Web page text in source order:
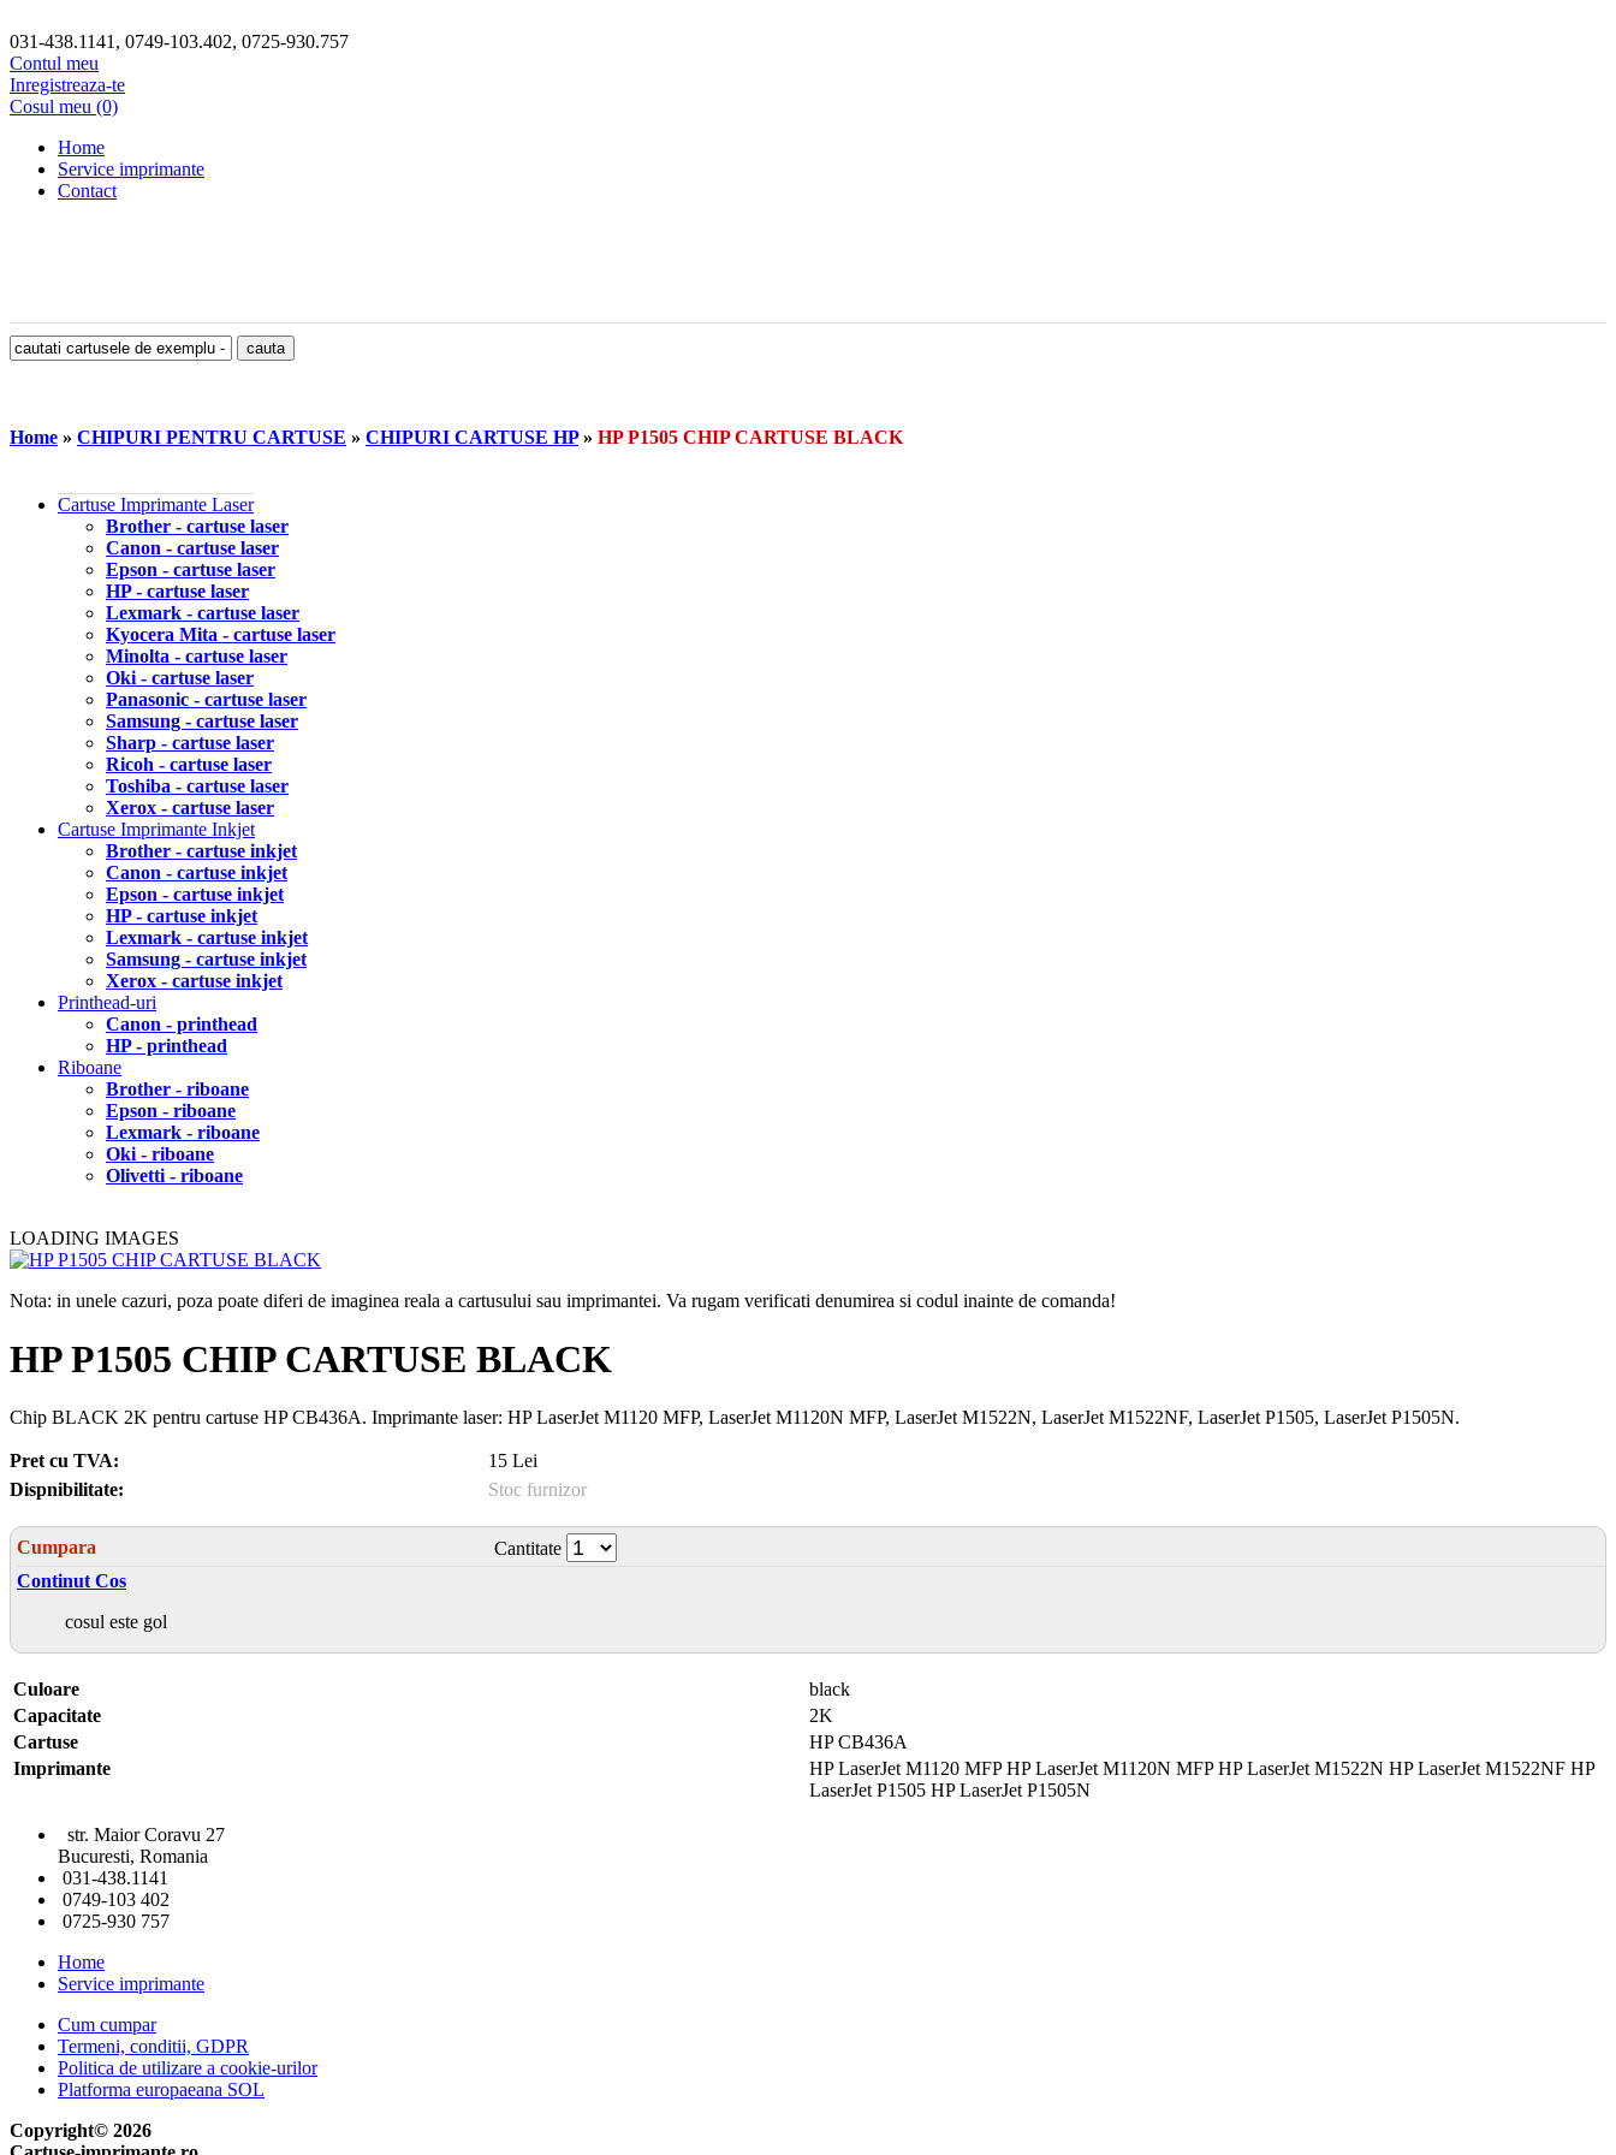
031-438.1141, 0749-103.402, 0725-930.757
Contul meu
Inregistreaza-te
Cosul meu (0)
Home
Service imprimante
Contact
Home » CHIPURI PENTRU CARTUSE » CHIPURI CARTUSE HP» HP P1505 CHIP CARTUSE BLACK
Cartuse Imprimante Laser
Brother - cartuse laser
Canon - cartuse laser
Epson - cartuse laser
HP - cartuse laser
Lexmark - cartuse laser
Kyocera Mita - cartuse laser
Minolta - cartuse laser
Oki - cartuse laser
Panasonic - cartuse laser
Samsung - cartuse laser
Sharp - cartuse laser
Ricoh - cartuse laser
Toshiba - cartuse laser
Xerox - cartuse laser
Cartuse Imprimante Inkjet
Brother - cartuse inkjet
Canon - cartuse inkjet
Epson - cartuse inkjet
HP - cartuse inkjet
Lexmark - cartuse inkjet
Samsung - cartuse inkjet
Xerox - cartuse inkjet
Printhead-uri
Canon - printhead
HP - printhead
Riboane
Brother - riboane
Epson - riboane
Lexmark - riboane
Oki - riboane
Olivetti - riboane
LOADING IMAGES
Nota: in unele cazuri, poza poate diferi de imaginea reala a cartusului sau imprimantei. Va rugam verificati denumirea si codul inainte de comanda!
HP P1505 CHIP CARTUSE BLACK
Chip BLACK 2K pentru cartuse HP CB436A. Imprimante laser: HP LaserJet M1120 MFP, LaserJet M1120N MFP, LaserJet M1522N, LaserJet M1522NF, LaserJet P1505, LaserJet P1505N.
Pret cu TVA:
15 Lei
Dispnibilitate:
Stoc furnizor
Cumpara
Cantitate
Continut Cos
cosul este gol
Culoare
black
Capacitate
2K
Cartuse
HP CB436A
Imprimante
HP LaserJet M1120 MFP HP LaserJet M1120N MFP HP LaserJet M1522N HP LaserJet M1522NF HP
LaserJet P1505 HP LaserJet P1505N
str. Maior Coravu 27
Bucuresti, Romania
031-438.1141
0749-103 402
0725-930 757
Home
Service imprimante
Cum cumpar
Termeni, conditii, GDPR
Politica de utilizare a cookie-urilor
Platforma europaeana SOL
Copyright© 2026